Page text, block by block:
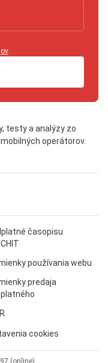
.
testy a analýzy zo
operátorov.
časopisu
používania webu
predaja
cookies
(online)